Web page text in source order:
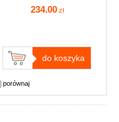
234.00 zł
do koszyka
porównaj